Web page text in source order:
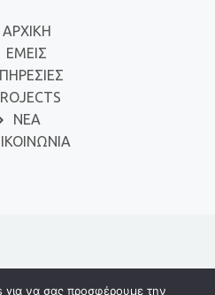
ΑΡΧΙΚΗ
ΕΜΕΙΣ
ΝΕΑ
ΑΓΩΓΗ
για να σας προσφέρουμε την